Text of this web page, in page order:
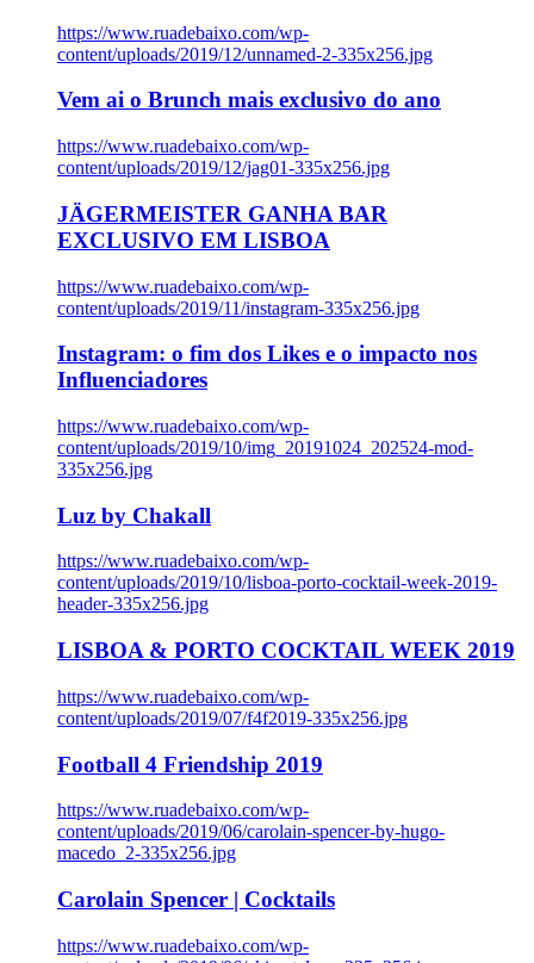
https://www.ruadebaixo.com/wp-
content/uploads/2019/12/unnamed-2-335x256.jpg
Vem ai o Brunch mais exclusivo do ano
https://www.ruadebaixo.com/wp-
content/uploads/2019/12/jag01-335x256.jpg
JÄGERMEISTER GANHA BAR
EXCLUSIVO EM LISBOA
https://www.ruadebaixo.com/wp-
content/uploads/2019/11/instagram-335x256.jpg
Instagram: o fim dos Likes e o impacto nos
Influenciadores
https://www.ruadebaixo.com/wp-
content/uploads/2019/10/img_20191024_202524-mod-
335x256.jpg
Luz by Chakall
https://www.ruadebaixo.com/wp-
content/uploads/2019/10/lisboa-porto-cocktail-week-2019-
header-335x256.jpg
LISBOA & PORTO COCKTAIL WEEK 2019
https://www.ruadebaixo.com/wp-
content/uploads/2019/07/f4f2019-335x256.jpg
Football 4 Friendship 2019
https://www.ruadebaixo.com/wp-
content/uploads/2019/06/carolain-spencer-by-hugo-
macedo_2-335x256.jpg
Carolain Spencer | Cocktails
https://www.ruadebaixo.com/wp-